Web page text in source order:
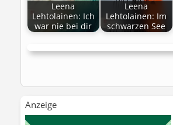
Leena
Lehtolainen: Ich
war nie bei dir
Leena
Lehtolainen: Im
schwarzen See
Anzeige